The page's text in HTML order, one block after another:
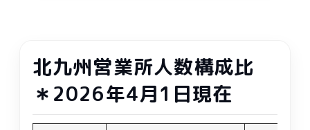
北九州営業所人数構成比
＊2026年4月1 日現在